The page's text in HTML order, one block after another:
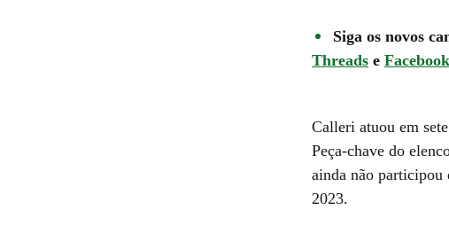
Siga os novos
Threads e
Calleri atuou em
Peça-chave do
ainda não
2023.